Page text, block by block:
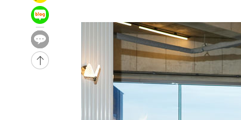
-18373초 전 >
-14480초 전 >
백운산서 80년근 천종산삼 9뿌리 발견…감정가
-12190초 전 >
선재도서 해루질 나섰다 실종 60대, 닷새 만에 숨
-9724초 전 >
남자 농구, 나고야 아시안게임서 '홈팀' 일본과 한
여수 오동도 해상서 모터보트 전복…1명 사망·1명
극한폭염 한풀 꺾이지만…'낮 최고 35도' 무더위,
축구협회 "압수수색·성접대 논란 사과…쇄신의 기